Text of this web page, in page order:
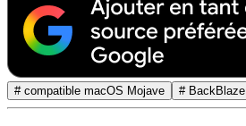
# compatible macOS Mojave # BackBlaze